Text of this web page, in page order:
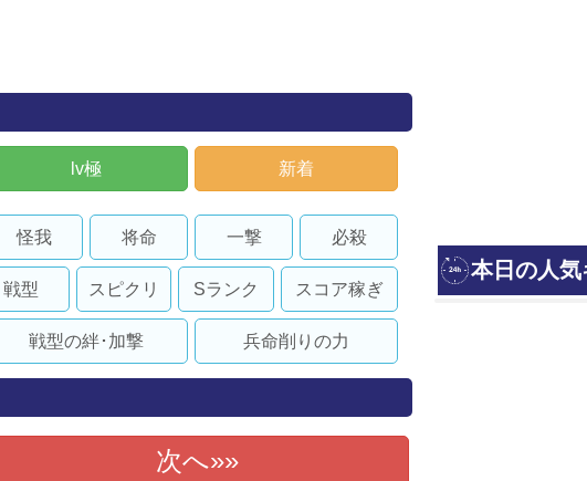
lv極 新着
怪我 将命 一撃 必殺
戦型 スピクリ Sランク スコア稼ぎ
戦型の絆･加撃 兵命削りの力
次へ»